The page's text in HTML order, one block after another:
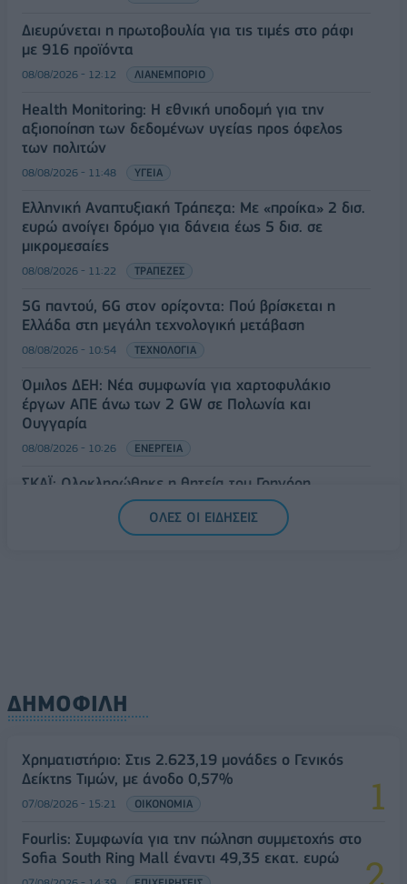
Διευρύνεται η πρωτοβουλία για τις τιμές στο ράφι
με 916 προϊόντα
08/08/2026 - 12:12 ΛΙΑΝΕΜΠΟΡΙΟ
Health Monitoring: Η εθνική υποδομή για την
αξιοποίηση των δεδομένων υγείας προς όφελος
των πολιτών
08/08/2026 - 11:48 ΥΓΕΙΑ
Ελληνική Αναπτυξιακή Τράπεζα: Με «προίκα» 2 δισ.
ευρώ ανοίγει δρόμο για δάνεια έως 5 δισ. σε
μικρομεσαίες
08/08/2026 - 11:22 ΤΡΑΠΕΖΕΣ
5G παντού, 6G στον ορίζοντα: Πού βρίσκεται η
Ελλάδα στη μεγάλη τεχνολογική μετάβαση
08/08/2026 - 10:54 ΤΕΧΝΟΛΟΓΙΑ
Όμιλος ΔΕΗ: Νέα συμφωνία για χαρτοφυλάκιο
έργων ΑΠΕ άνω των 2 GW σε Πολωνία και
Ουγγαρία
08/08/2026 - 10:26 ΕΝΕΡΓΕΙΑ
ΣΚΑΪ: Ολοκληρώθηκε η θητεία του Γρηγόρη
Δημητριάδη - Ο Γιάννης Αλαφούζος επιστρέφει στη
ΟΛΕΣ ΟΙ ΕΙΔΗΣΕΙΣ
ΔΗΜΟΦΙΛΗ
Χρηματιστήριο: Στις 2.623,19 μονάδες ο Γενικός
Δείκτης Τιμών, με άνοδο 0,57%
07/08/2026 - 15:21 ΟΙΚΟΝΟΜΙΑ
Fourlis: Συμφωνία για την πώληση συμμετοχής στο
Sofia South Ring Mall έναντι 49,35 εκατ. ευρώ